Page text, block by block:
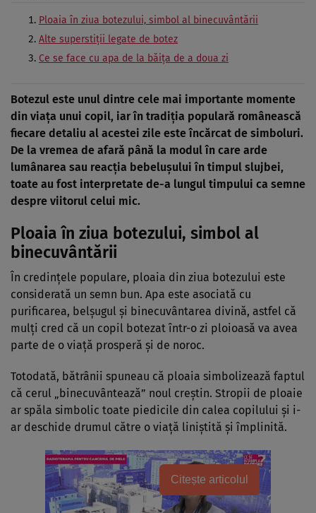
Ploaia în ziua botezului, simbol al binecuvântării
Alte superstiții legate de botez
Ce se face cu apa de la băița de a doua zi
Botezul este unul dintre cele mai importante momente
din viața unui copil, iar în tradiția populară românească
fiecare detaliu al acestei zile este încărcat de simboluri.
De la vremea de afară până la modul în care arde
lumânarea sau reacția bebelușului în timpul slujbei,
toate au fost interpretate de-a lungul timpului ca semne
despre viitorul celui mic.
Ploaia în ziua botezului, simbol al
binecuvântării
În credințele populare, ploaia din ziua botezului este
considerată un semn bun. Apa este asociată cu
purificarea, belșugul și binecuvântarea divină, astfel că
mulți cred că un copil botezat într-o zi ploioasă va avea
parte de o viață prosperă și de noroc.
Totodată, bătrânii spuneau că ploaia simbolizează faptul
că cerul „binecuvântează” noul creștin. Stropii de ploaie
ar spăla simbolic toate piedicile din calea copilului și i-
ar deschide drumul către o viață liniștită și împlinită.
Citește articolul